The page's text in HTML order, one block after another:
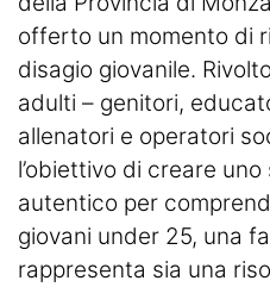
offerto un momento di
disagio giovanile.
adulti – genitori,
allenatori e operatori
l’obiettivo di creare
autentico per
giovani under 25, una
rappresenta sia una